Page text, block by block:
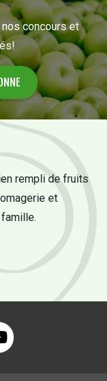
rempli de fruits
et
concours et